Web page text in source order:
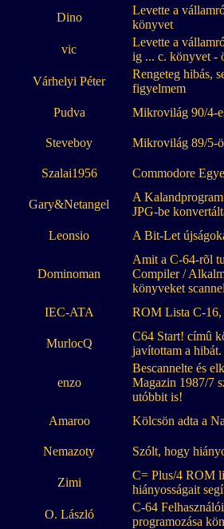
Dino
Levette a
könyvet
vic
Levette a
ig ... c. könyvet -
Várhelyi Péter
Rengeteg hibás,
figyelmem
Pudva
Mikrovilág 90/4-
Steveboy Mikrovilág 89/5-
Szalai1956 Commodore
Gary&Netangel
A
JPG-be
Leonsio
A Bit-Let
Dominoman
Amit a C-64-rõl
Compiler /
könyveket
IEC-ATA
ROM Lista C-16,
MurlocQ
C64 Start! címû
javítottam a hibát.
enzo
Bescannelte és
Magazin 1987/7
utóbbit is!
Amaroo
Kölcsön adta a
Nemazoty Szólt, hogy
Zimi
C= Plus/4 ROM
hiányosságait
O. László
C-64
programozása